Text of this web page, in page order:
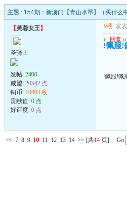
主题 : 154期：新澳门【青山水墨】（买什么
【芙蓉女王】
圣骑士
发帖: 2400
威望: 20542 点
铜币: 10403 枚
贡献值: 0 点
好评度: 0 点
9楼 发
u 回复 u
!佩服!
!佩服!佩
<< 7 8 9 10 11 12 13 14 >> [共14 页] Go